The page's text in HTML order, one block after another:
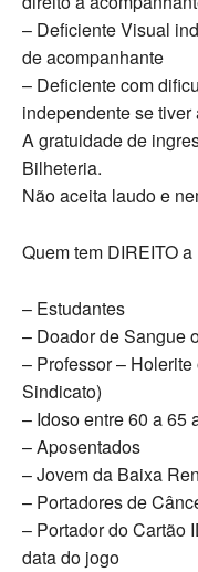
– Deficiente Visual
de acompanhante
– Deficiente com
independente se
A gratuidade de
Bilheteria.
Não aceita laudo e
Quem tem DIREITO
– Estudantes
– Doador de Sangue
– Professor –
Sindicato)
– Idoso entre 60 a 65
– Aposentados
– Jovem da Baixa
– Portadores de
– Portador do Cartão
data do jogo